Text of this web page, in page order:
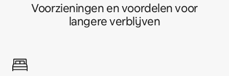
Voorzieningen en voordelen voor
langere verblijven